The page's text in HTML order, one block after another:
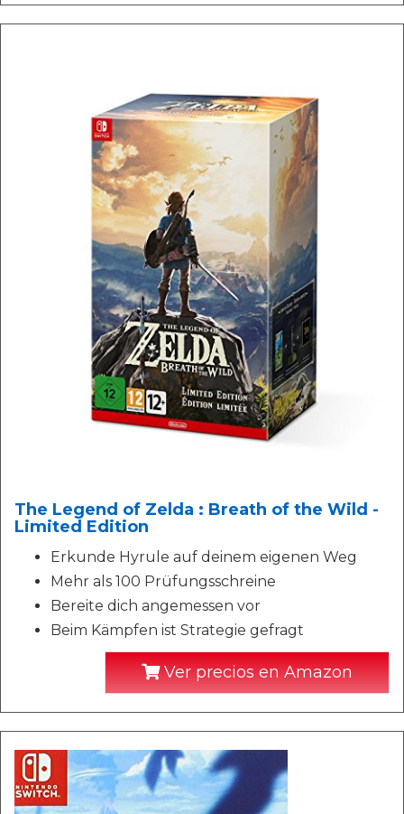
The Legend of Zelda : Breath of the Wild -
Limited Edition
Erkunde Hyrule auf deinem eigenen Weg
Mehr als 100 Prüfungsschreine
Bereite dich angemessen vor
Beim Kämpfen ist Strategie gefragt
Ver precios en Amazon